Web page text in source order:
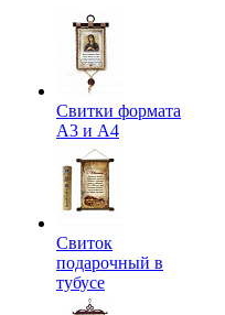
Свитки формата
А3 и А4
Свиток
подарочный в
тубусе